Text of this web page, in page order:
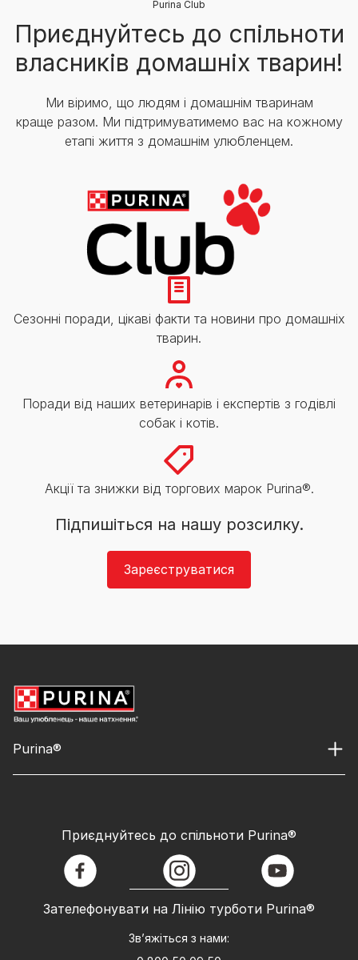
Purina Club
Приєднуйтесь до спільноти
власників домашніх тварин!
Ми віримо, що людям і домашнім тваринам
краще разом. Ми підтримуватимемо вас на кожному
етапі життя з домашнім улюбленцем.
Сезонні поради, цікаві факти та новини про домашніх
тварин.
Поради від наших ветеринарів і експертів з годівлі
собак і котів.
Акції та знижки від торгових марок Purina®.
Підпишіться на нашу розсилку.
Зареєструватися
Purina®
Зателефонувати на Лінію турботи Purina®
Зв’яжіться з нами:
Приєднуйтесь до спільноти Purina®
facebook instagram youtube